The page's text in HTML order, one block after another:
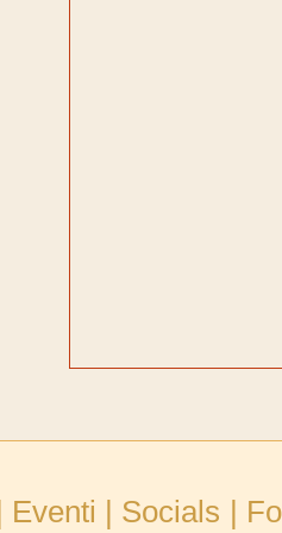
Eventi | Socials |